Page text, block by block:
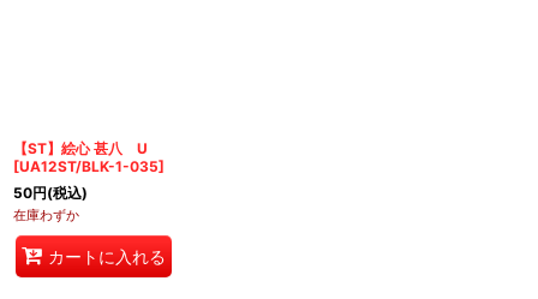
【ST】絵心 甚八 U
[UA12ST/BLK-1-035]
50円(税込)
在庫わずか
カートに入れる